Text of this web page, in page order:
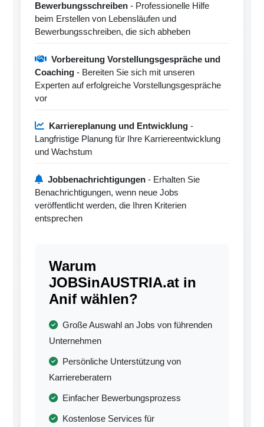
Bewerbungsschreiben - Professionelle Hilfe
beim Erstellen von Lebensläufen und
Bewerbungsschreiben, die sich abheben
Vorbereitung Vorstellungsgespräche und
Coaching - Bereiten Sie sich mit unseren
Experten auf erfolgreiche Vorstellungsgespräche
vor
Karriereplanung und Entwicklung -
Langfristige Planung für Ihre Karriereentwicklung
und Wachstum
Jobbenachrichtigungen - Erhalten Sie
Benachrichtigungen, wenn neue Jobs
veröffentlicht werden, die Ihren Kriterien
entsprechen
Warum
JOBSinAUSTRIA.at in
Anif wählen?
Große Auswahl an Jobs von führenden
Unternehmen
Persönliche Unterstützung von
Karriereberatern
Einfacher Bewerbungsprozess
Kostenlose Services für